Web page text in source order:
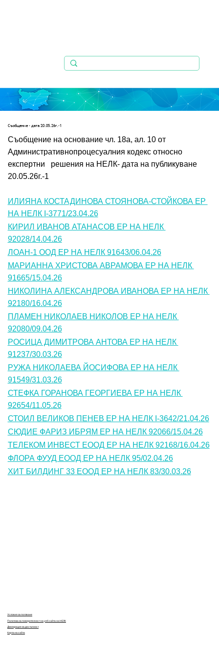
Съобщениe - дата 20.05.26г.-1
Съобщение на основание чл. 18а, ал. 10 от
Административнопроцесуалния кодекс относно
експертни   решения на НЕЛК- дата на публикуване
20.05.26г.-1
ИЛИЯНА КОСТАДИНОВА СТОЯНОВА-СТОЙКОВА ЕР
НА НЕЛК I-3771/23.04.26
КИРИЛ ИВАНОВ АТАНАСОВ ЕР НА НЕЛК
92028/14.04.26
ЛОАН-1 ООД ЕР НА НЕЛК 91643/06.04.26
МАРИАННА ХРИСТОВА АВРАМОВА ЕР НА НЕЛК
91665/15.04.26
НИКОЛИНА АЛЕКСАНДРОВА ИВАНОВА ЕР НА НЕЛК
92180/16.04.26
ПЛАМЕН НИКОЛАЕВ НИКОЛОВ ЕР НА НЕЛК
92080/09.04.26
РОСИЦА ДИМИТРОВА АНТОВА ЕР НА НЕЛК
91237/30.03.26
РУЖА НИКОЛАЕВА ЙОСИФОВА ЕР НА НЕЛК
91549/31.03.26
СТЕФКА ГОРАНОВА ГЕОРГИЕВА ЕР НА НЕЛК
92654/11.05.26
СТОИЛ ВЕЛИКОВ ПЕНЕВ ЕР НА НЕЛК I-3642/21.04.26
СЮДИЕ ФАРИЗ ИБРЯМ ЕР НА НЕЛК 92066/15.04.26
ТЕЛЕКОМ ИНВЕСТ ЕООД ЕР НА НЕЛК 92168/16.04.26
ФЛОРА ФУУД ЕООД ЕР НА НЕЛК 95/02.04.26
ХИТ БИЛДИНГ 33 ЕООД ЕР НА НЕЛК 83/30.03.26
Условия за ползване
Политика за поверителност на уеб сайта на НЕЛК
Декларация за достъпност
Карта на сайта